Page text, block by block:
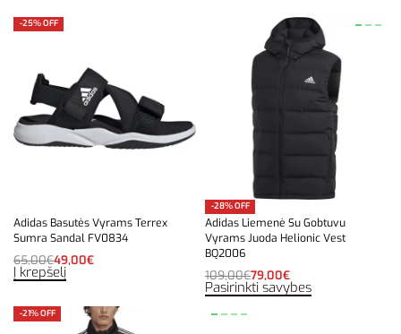
-25% OFF
Adidas Basutės Vyrams Terrex
Sumra Sandal FV0834
65,00€49,00€
Į krepšelį
-28% OFF
Adidas Liemenė Su Gobtuvu
Vyrams Juoda Helionic Vest
BQ2006
109,00€79,00€
Pasirinkti savybes
-21% OFF